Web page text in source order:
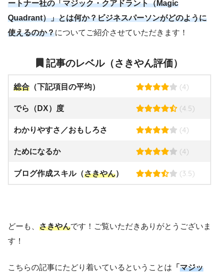
ートナー社の「マジック・クアドラント（Magic
Quadrant）」とは何か？ビジネスパーソンがどのように
使えるのか？についてご紹介させていただきます！
記事のレベル（さきやん評価）
総合 （下記項目の平均） (4)
でら（DX）度 (4.5)
わかりやすさ／おもしろさ (4)
ためになるか (4)
ブログ作成スキル（さきやん） (3.5)
どーも、 さきやんです！ご覧いただきありがとうございま
す！
こちらの記事にたどり着いているということは 「 マジッ